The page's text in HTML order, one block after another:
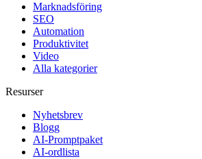
Marknadsföring
SEO
Automation
Produktivitet
Video
Alla kategorier
Resurser
Nyhetsbrev
Blogg
AI-Promptpaket
AI-ordlista